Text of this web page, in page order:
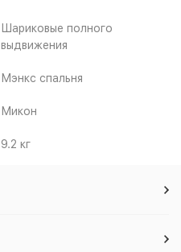
Шариковые полного
выдвижения
Мэнкс спальня
Микон
9.2 кг